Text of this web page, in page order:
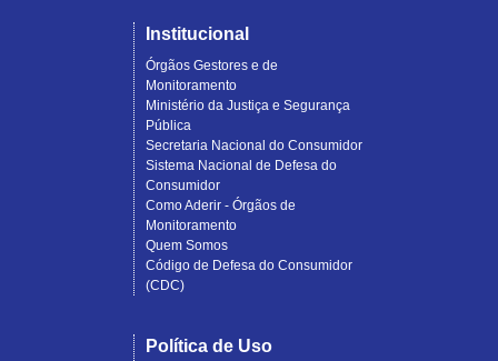
Institucional
Órgãos Gestores e de
Monitoramento
Ministério da Justiça e Segurança
Pública
Secretaria Nacional do Consumidor
Sistema Nacional de Defesa do
Consumidor
Como Aderir - Órgãos de
Monitoramento
Quem Somos
Código de Defesa do Consumidor
(CDC)
Política de Uso